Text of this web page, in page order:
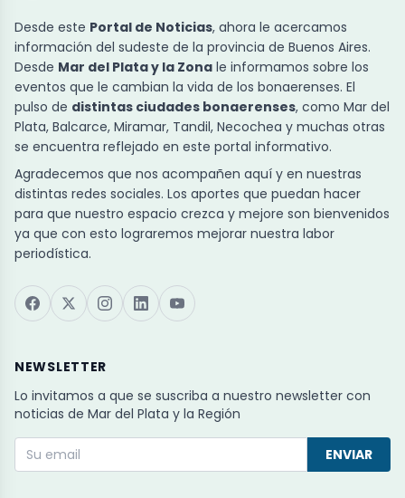
Desde este Portal de Noticias, ahora le acercamos
información del sudeste de la provincia de Buenos Aires.
Desde Mar del Plata y la Zona le informamos sobre los
eventos que le cambian la vida de los bonaerenses. El
pulso de distintas ciudades bonaerenses, como Mar del
Plata, Balcarce, Miramar, Tandil, Necochea y muchas otras
se encuentra reflejado en este portal informativo.
Agradecemos que nos acompañen aquí y en nuestras
distintas redes sociales. Los aportes que puedan hacer
para que nuestro espacio crezca y mejore son bienvenidos
ya que con esto lograremos mejorar nuestra labor
periodística.
NEWSLETTER
Lo invitamos a que se suscriba a nuestro newsletter con
noticias de Mar del Plata y la Región
ENVIAR